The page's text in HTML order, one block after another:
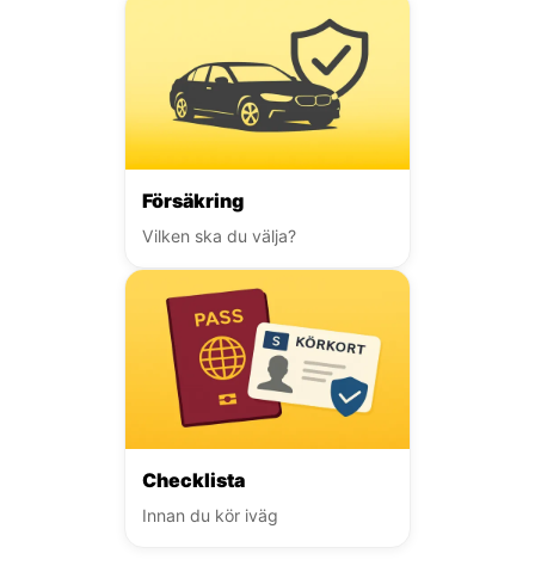
Försäkring
Vilken ska du välja?
Checklista
Innan du kör iväg